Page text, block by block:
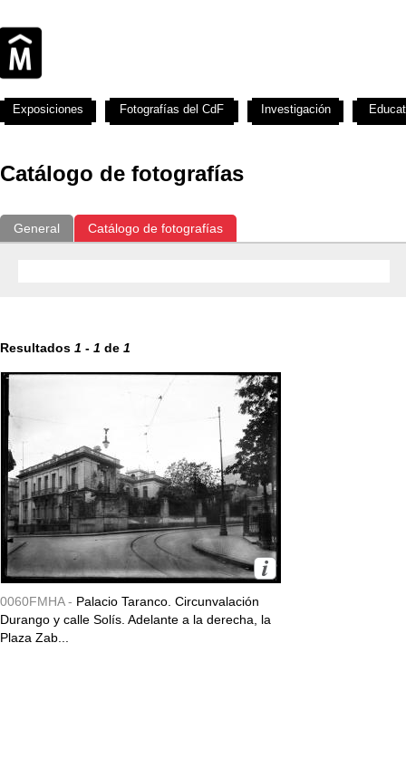
Catálogo de fotografías
General Catálogo de fotografías
Resultados 1 - 1 de 1
0060FMHA - Palacio Taranco. Circunvalación
Durango y calle Solís. Adelante a la derecha, la
Plaza Zab...
Exposiciones Fotografías del CdF Investigación